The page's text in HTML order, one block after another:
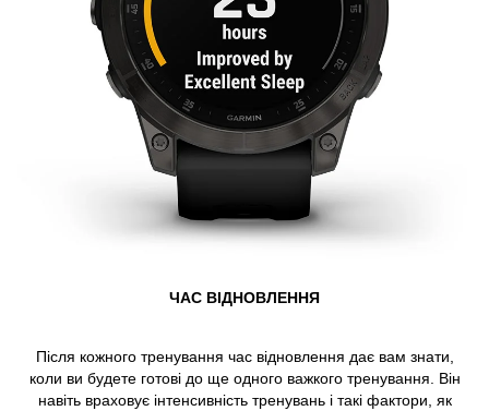
ЧАС ВІДНОВЛЕННЯ
Після кожного тренування час відновлення дає вам знати,
коли ви будете готові до ще одного важкого тренування. Він
навіть враховує інтенсивність тренувань і такі фактори, як